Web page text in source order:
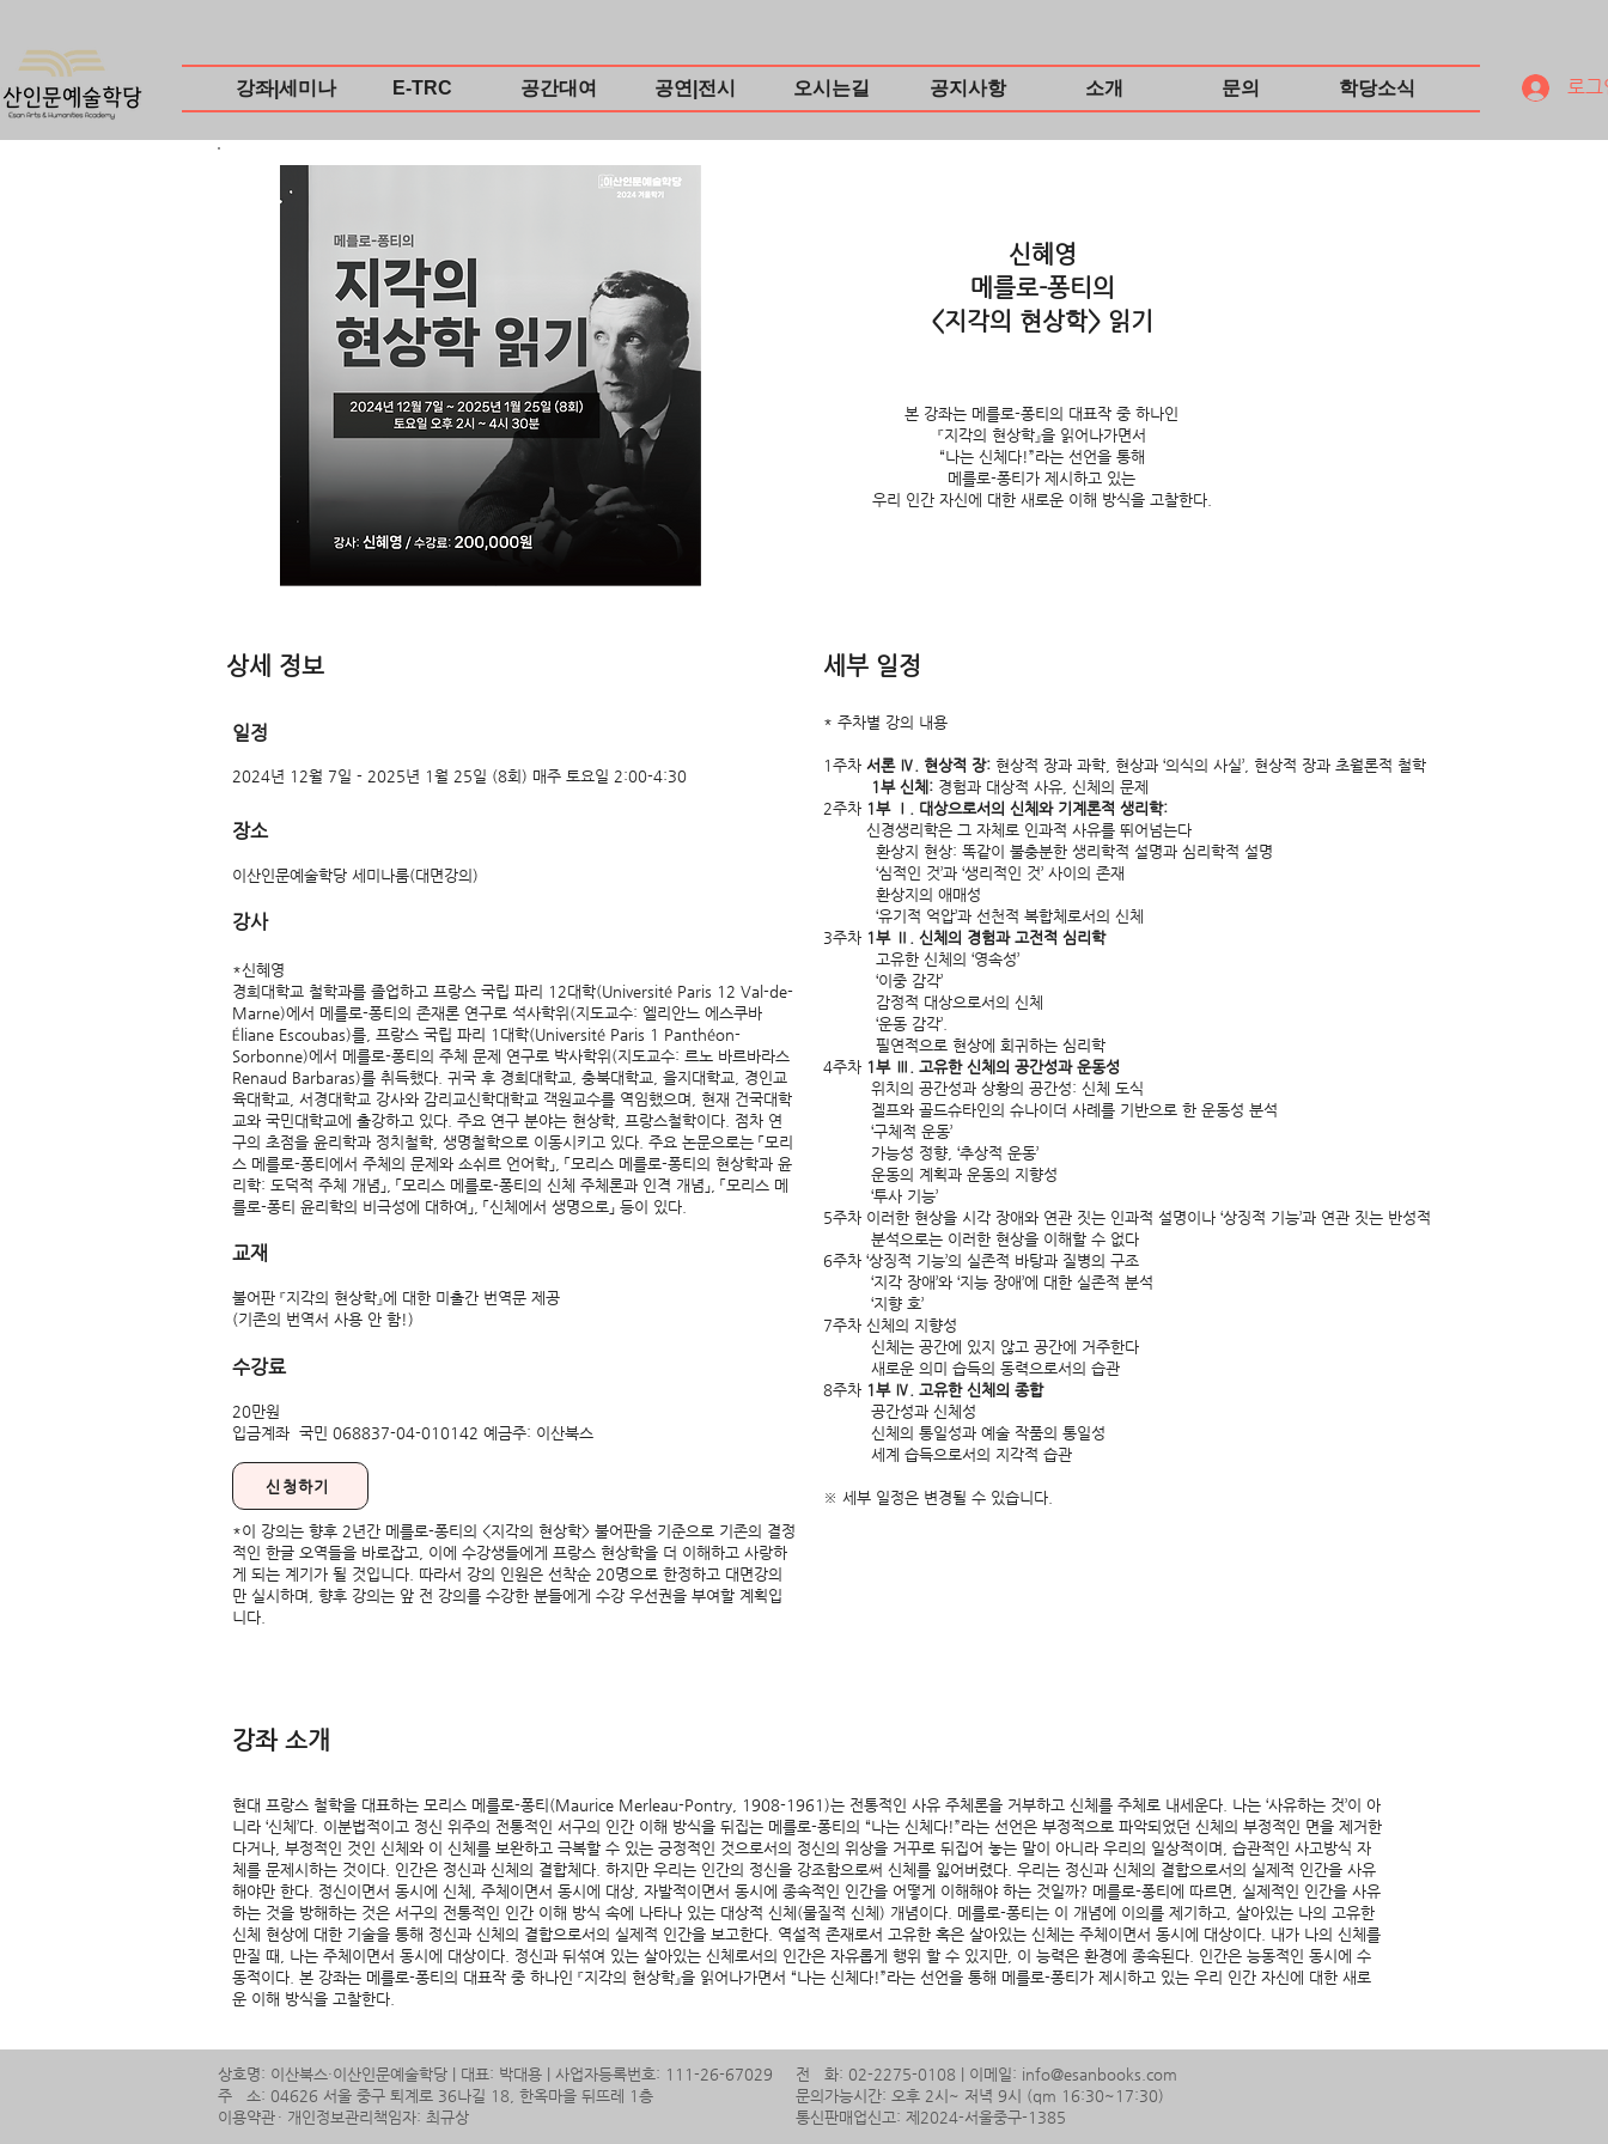
강좌|세미나 E-TRC 공간대여 공연|전시 오시는길 공지사항 소개 문의 학당소식 로그
신혜영
메를로-퐁티의
<지각의 현상학> 읽기
본 강좌는 메를로-퐁티의 대표작 중 하나인
『지각의 현상학』을 읽어나가면서
“나는 신체다!”라는 선언을 통해
메를로-퐁티가 제시하고 있는
우리 인간 자신에 대한 새로운 이해 방식을 고찰한다.
​상세 정보
​일정
2024년 12월 7일 - 2025년 1월 25일 (8회) 매주 토요일 2:00-4:30
장소
이산인문예술학당 세미나룸(대면강의)
​강사
*신혜영
경희대학교 철학과를 졸업하고 프랑스 국립 파리 12대학(Université Paris 12 Val-de-
Marne)에서 메를로-퐁티의 존재론 연구로 석사학위(지도교수: 엘리안느 에스쿠바
Éliane Escoubas)를, 프랑스 국립 파리 1대학(Université Paris 1 Panthéon-
Sorbonne)에서 메를로-퐁티의 주체 문제 연구로 박사학위(지도교수: 르노 바르바라스
Renaud Barbaras)를 취득했다. 귀국 후 경희대학교, 충북대학교, 을지대학교, 경인교
육대학교, 서경대학교 강사와 감리교신학대학교 객원교수를 역임했으며, 현재 건국대학
교와 국민대학교에 출강하고 있다. 주요 연구 분야는 현상학, 프랑스철학이다. 점차 연
구의 초점을 윤리학과 정치철학, 생명철학으로 이동시키고 있다. 주요 논문으로는 「모리
스 메를로-퐁티에서 주체의 문제와 소쉬르 언어학」, 「모리스 메를로-퐁티의 현상학과 윤
리학: 도덕적 주체 개념」, 「모리스 메를로-퐁티의 신체 주체론과 인격 개념」, 「모리스 메
를로-퐁티 윤리학의 비극성에 대하여」, 「신체에서 생명으로」 등이 있다.
교재
불어판 『지각의 현상학』에 대한 미출간 번역문 제공​
(기존의 번역서 사용 안 함!)
수강료
20만원
​입금계좌 국민 068837-04-010142 예금주: 이산북스
신청하기
*이 강의는 향후 2년간 메를로-퐁티의 <지각의 현상학> 불어판을 기준으로 기존의 결정
적인 한글 오역들을 바로잡고, 이에 수강생들에게 프랑스 현상학을 더 이해하고 사랑하
게 되는 계기가 될 것입니다. 따라서 강의 인원은 선착순 20명으로 한정하고 대면강의
만 실시하며, 향후 강의는 앞 전 강의를 수강한 분들에게 수강 우선권을 부여할 계획입
니다.
​세부 일정
* 주차별 강의 내용
1주차 서론 Ⅳ. 현상적 장: 현상적 장과 과학, 현상과 ‘의식의 사실’, 현상적 장과 초월론적 철학
1부 신체: 경험과 대상적 사유, 신체의 문제
2주차 1부 Ⅰ. 대상으로서의 신체와 기계론적 생리학:
신경생리학은 그 자체로 인과적 사유를 뛰어넘는다
환상지 현상: 똑같이 불충분한 생리학적 설명과 심리학적 설명
‘심적인 것’과 ‘생리적인 것’ 사이의 존재
환상지의 애매성
‘유기적 억압’과 선천적 복합체로서의 신체
3주차 1부 Ⅱ. 신체의 경험과 고전적 심리학
고유한 신체의 ‘영속성’
‘이중 감각’
감정적 대상으로서의 신체
‘운동 감각’.
필연적으로 현상에 회귀하는 심리학
4주차 1부 Ⅲ. 고유한 신체의 공간성과 운동성
위치의 공간성과 상황의 공간성: 신체 도식
겔프와 골드슈타인의 슈나이더 사례를 기반으로 한 운동성 분석
‘구체적 운동’
가능성 정향, ‘추상적 운동’
운동의 계획과 운동의 지향성
‘투사 기능’
5주차 이러한 현상을 시각 장애와 연관 짓는 인과적 설명이나 ‘상징적 기능’과 연관 짓는 반성적
분석으로는 이러한 현상을 이해할 수 없다
6주차 ‘상징적 기능’의 실존적 바탕과 질병의 구조
‘지각 장애’와 ‘지능 장애’에 대한 실존적 분석
‘지향 호’
7주차 신체의 지향성
신체는 공간에 있지 않고 공간에 거주한다
새로운 의미 습득의 동력으로서의 습관
8주차 1부 Ⅳ. 고유한 신체의 종합
공간성과 신체성
신체의 통일성과 예술 작품의 통일성
세계 습득으로서의 지각적 습관
※ 세부 일정은 변경될 수 있습니다.
현대 프랑스 철학을 대표하는 모리스 메를로-퐁티(Maurice Merleau-Pontry, 1908-1961)는 전통적인 사유 주체론을 거부하고 신체를 주체로 내세운다. 나는 ‘사유하는 것’이 아
니라 ‘신체’다. 이분법적이고 정신 위주의 전통적인 서구의 인간 이해 방식을 뒤집는 메를로-퐁티의 “나는 신체다!”라는 선언은 부정적으로 파악되었던 신체의 부정적인 면을 제거한
다거나, 부정적인 것인 신체와 이 신체를 보완하고 극복할 수 있는 긍정적인 것으로서의 정신의 위상을 거꾸로 뒤집어 놓는 말이 아니라 우리의 일상적이며, 습관적인 사고방식 자
체를 문제시하는 것이다. 인간은 정신과 신체의 결합체다. 하지만 우리는 인간의 정신을 강조함으로써 신체를 잃어버렸다. 우리는 정신과 신체의 결합으로서의 실제적 인간을 사유
해야만 한다. 정신이면서 동시에 신체, 주체이면서 동시에 대상, 자발적이면서 동시에 종속적인 인간을 어떻게 이해해야 하는 것일까? 메를로-퐁티에 따르면, 실제적인 인간을 사유
하는 것을 방해하는 것은 서구의 전통적인 인간 이해 방식 속에 나타나 있는 대상적 신체(물질적 신체) 개념이다. 메를로-퐁티는 이 개념에 이의를 제기하고, 살아있는 나의 고유한
신체 현상에 대한 기술을 통해 정신과 신체의 결합으로서의 실제적 인간을 보고한다. 역설적 존재로서 고유한 혹은 살아있는 신체는 주체이면서 동시에 대상이다. 내가 나의 신체를
만질 때, 나는 주체이면서 동시에 대상이다. 정신과 뒤섞여 있는 살아있는 신체로서의 인간은 자유롭게 행위 할 수 있지만, 이 능력은 환경에 종속된다. 인간은 능동적인 동시에 수
동적이다. 본 강좌는 메를로-퐁티의 대표작 중 하나인 『지각의 현상학』을 읽어나가면서 “나는 신체다!”라는 선언을 통해 메를로-퐁티가 제시하고 있는 우리 인간 자신에 대한 새로
운 이해 방식을 고찰한다.
​강좌 소개
상호명: 이산북스・이산인문예술학당 | 대표: 박대용 | 사업자등록번호: 111-26-67029
주 소: 04626 서울 중구 퇴계로 36나길 18, 한옥마을 뒤뜨레 1층
이용약관 ・ 개인정보관리책임자: 최규상
전 화: 02-2275-0108 | 이메일: info@esanbooks.com
문의가능시간: 오후 2시~ 저녁 9시 (qm 16:30~17:30)
통신판매업신고: 제2024-서울중구-1385